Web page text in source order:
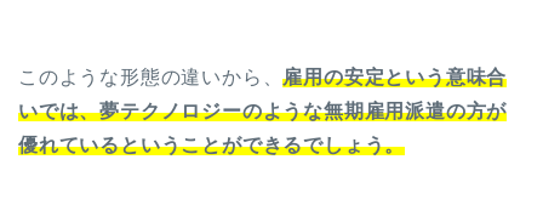
このような形態の違いから、雇用の安定という意味合
いでは、夢テクノロジーのような無期雇用派遣の方が
優れているということができるでしょう。